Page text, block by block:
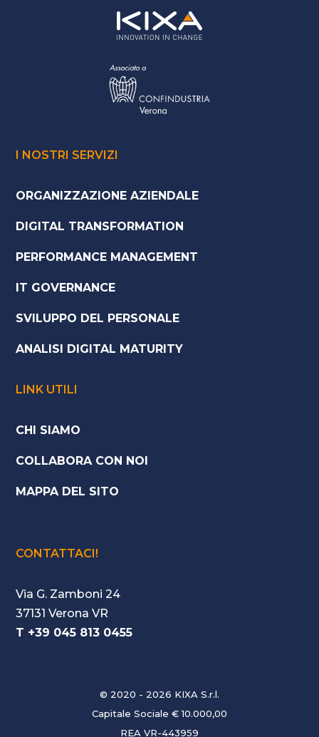
I NOSTRI SERVIZI
ORGANIZZAZIONE AZIENDALE
DIGITAL TRANSFORMATION
PERFORMANCE MANAGEMENT
IT GOVERNANCE
SVILUPPO DEL PERSONALE
ANALISI DIGITAL MATURITY
LINK UTILI
CHI SIAMO
COLLABORA CON NOI
MAPPA DEL SITO
CONTATTACI!
Via G. Zamboni 24
37131 Verona VR
T +39 045 813 0455
© 2020 - 2026 KIXA S.r.l.
Capitale Sociale € 10.000,00
REA VR-443959